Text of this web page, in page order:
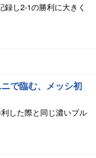
し2-1の勝利に大きく
で臨む、メッシ初
した際と同じ濃いブル